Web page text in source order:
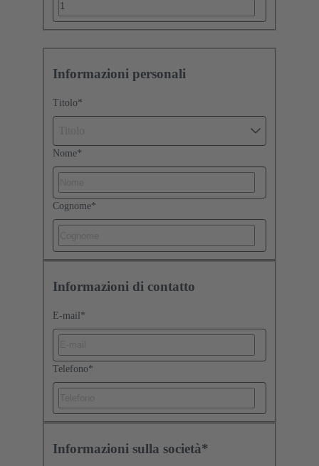
Informazioni personali
Titolo*
Nome*
Cognome*
Informazioni di contatto
E-mail *
Telefono*
Informazioni sulla società*